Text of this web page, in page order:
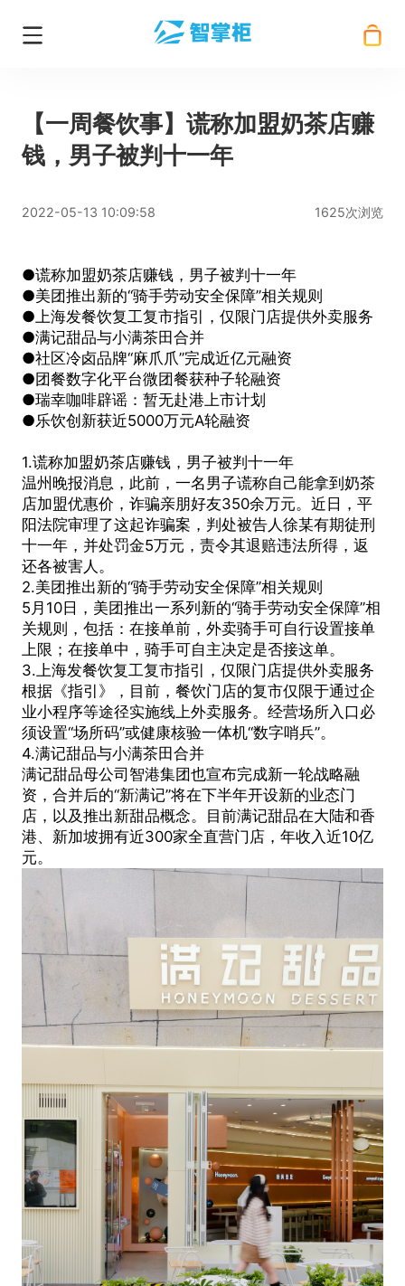
【一周餐饮事】谎称加盟奶茶店赚
钱，男子被判十一年
2022-05-13 10:09:58 1625次浏览
●谎称加盟奶茶店赚钱，男子被判十一年
●美团推出新的“骑手劳动安全保障”相关规则
●上海发餐饮复工复市指引，仅限门店提供外卖服务
●满记甜品与小满茶田合并
●社区冷卤品牌“麻爪爪”完成近亿元融资
●团餐数字化平台微团餐获种子轮融资
●瑞幸咖啡辟谣：暂无赴港上市计划
●乐饮创新获近5000万元A轮融资
1.谎称加盟奶茶店赚钱，男子被判十一年
温州晚报消息，此前，一名男子谎称自己能拿到奶茶
店加盟优惠价，诈骗亲朋好友350余万元。近日，平
阳法院审理了这起诈骗案，判处被告人徐某有期徒刑
十一年，并处罚金5万元，责令其退赔违法所得，返
还各被害人。
2.美团推出新的“骑手劳动安全保障”相关规则
5月10日，美团推出一系列新的“骑手劳动安全保障”相
关规则，包括：在接单前，外卖骑手可自行设置接单
上限；在接单中，骑手可自主决定是否接这单。
3.上海发餐饮复工复市指引，仅限门店提供外卖服务
根据《指引》，目前，餐饮门店的复市仅限于通过企
业小程序等途径实施线上外卖服务。经营场所入口必
须设置“场所码”或健康核验一体机“数字哨兵”。
4.满记甜品与小满茶田合并
满记甜品母公司智港集团也宣布完成新一轮战略融
资，合并后的“新满记”将在下半年开设新的业态门
店，以及推出新甜品概念。目前满记甜品在大陆和香
港、新加坡拥有近300家全直营门店，年收入近10亿
元。